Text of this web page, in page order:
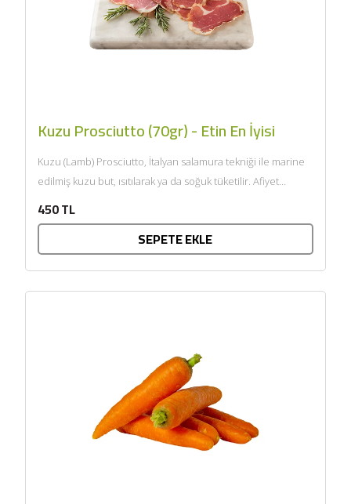
Kuzu Prosciutto (70gr) - Etin En İyisi
Kuzu (Lamb) Prosciutto, İtalyan salamura tekniği ile marine
edilmiş kuzu but, ısıtılarak ya da soğuk tüketilir. Afiyet
450 TL
SEPETE EKLE